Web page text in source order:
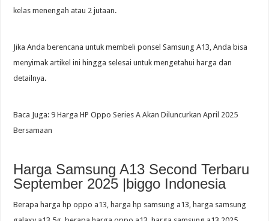
kelas menengah atau 2 jutaan.
Jika Anda berencana untuk membeli ponsel Samsung A13, Anda bisa
menyimak artikel ini hingga selesai untuk mengetahui harga dan
detailnya.
Baca Juga: 9 Harga HP Oppo Series A Akan Diluncurkan April 2025
Bersamaan
Harga Samsung A13 Second Terbaru
September 2025 |biggo Indonesia
Berapa harga hp oppo a13, harga hp samsung a13, harga samsung